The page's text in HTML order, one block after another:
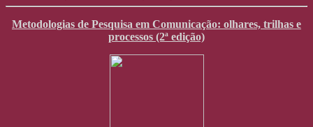
Metodologias de Pesquisa em Comunicação: olhares, trilhas e
processos (2ª edição)